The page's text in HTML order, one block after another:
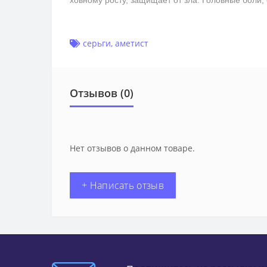
серьги, аметист
Отзывов (0)
Нет отзывов о данном товаре.
+ Написать отзыв